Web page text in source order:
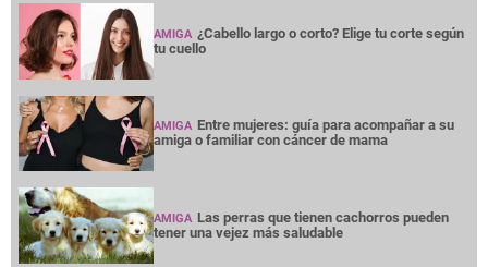
AMIGA ¿Cabello largo o corto? Elige tu corte según
tu cuello
AMIGA Entre mujeres: guía para acompañar a su
amiga o familiar con cáncer de mama
AMIGA Las perras que tienen cachorros pueden
tener una vejez más saludable